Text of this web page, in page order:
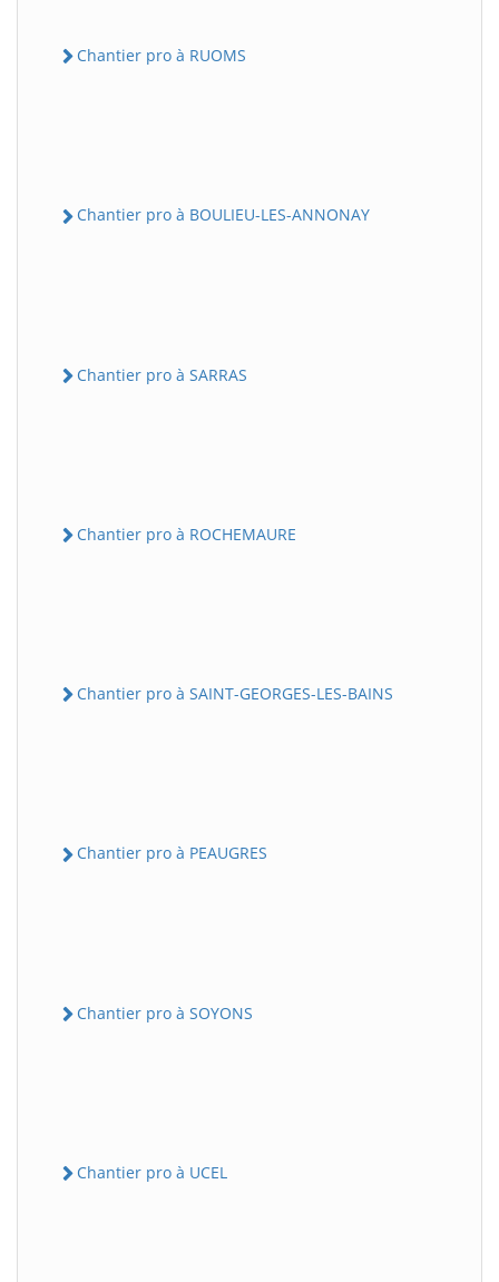
Chantier pro à RUOMS
Chantier pro à BOULIEU-LES-ANNONAY
Chantier pro à SARRAS
Chantier pro à ROCHEMAURE
Chantier pro à SAINT-GEORGES-LES-BAINS
Chantier pro à PEAUGRES
Chantier pro à SOYONS
Chantier pro à UCEL